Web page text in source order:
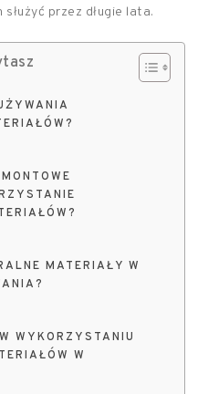
przez długie lata.
MATERIAŁY W
WYKORZYSTANIU
W